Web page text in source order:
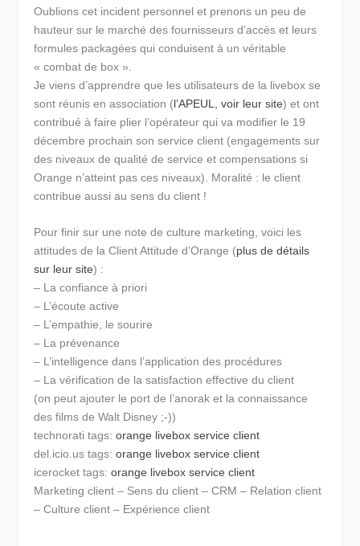
Oublions cet incident personnel et prenons un peu de
hauteur sur le marché des fournisseurs d’accès et leurs
formules packagées qui conduisent à un véritable
« combat de box ».
Je viens d’apprendre que les utilisateurs de la livebox se
sont réunis en association (l’APEUL, voir leur site) et ont
contribué à faire plier l’opérateur qui va modifier le 19
décembre prochain son service client (engagements sur
des niveaux de qualité de service et compensations si
Orange n’atteint pas ces niveaux). Moralité : le client
contribue aussi au sens du client !
Pour finir sur une note de culture marketing, voici les
attitudes de la Client Attitude d’Orange (plus de détails
sur leur site) :
– La confiance à priori
– L’écoute active
– L’empathie, le sourire
– La prévenance
– L’intelligence dans l’application des procédures
– La vérification de la satisfaction effective du client
(on peut ajouter le port de l’anorak et la connaissance
des films de Walt Disney ;-))
technorati tags:orange livebox service client
del.icio.us tags:orange livebox service client
icerocket tags:orange livebox service client
Marketing client – Sens du client – CRM – Relation client
– Culture client – Expérience client